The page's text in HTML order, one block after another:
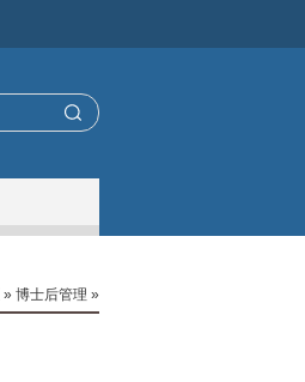
» 博士后管理 »